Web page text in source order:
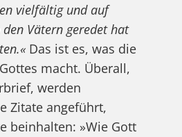
vielfältig und auf
Vätern geredet hat
Das ist es, was die
macht. Überall,
werden
Zitate angeführt,
beinhalten: »Wie Gott